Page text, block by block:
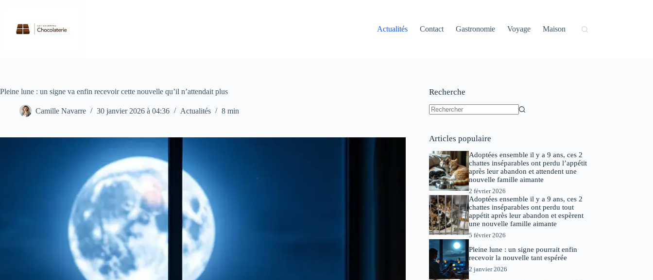
Actualités
Contact Gastronomie Voyage Maison
Pleine lune : un signe va enfin recevoir cette nouvelle qu’il n’attendait plus
Camille Navarre 30 janvier 2026 à 04:36 Actualités 8 min
Recherche
Articles populaire
Adoptées ensemble il y a 9 ans, ces 2
chattes inséparables ont perdu l’appétit
après leur abandon et attendent une
nouvelle famille aimante
2 février 2026
Adoptées ensemble il y a 9 ans, ces 2
chattes inséparables ont perdu tout
appétit après leur abandon et espèrent
une nouvelle famille aimante
5 février 2026
Pleine lune : un signe pourrait enfin
recevoir la nouvelle tant espérée
2 janvier 2026